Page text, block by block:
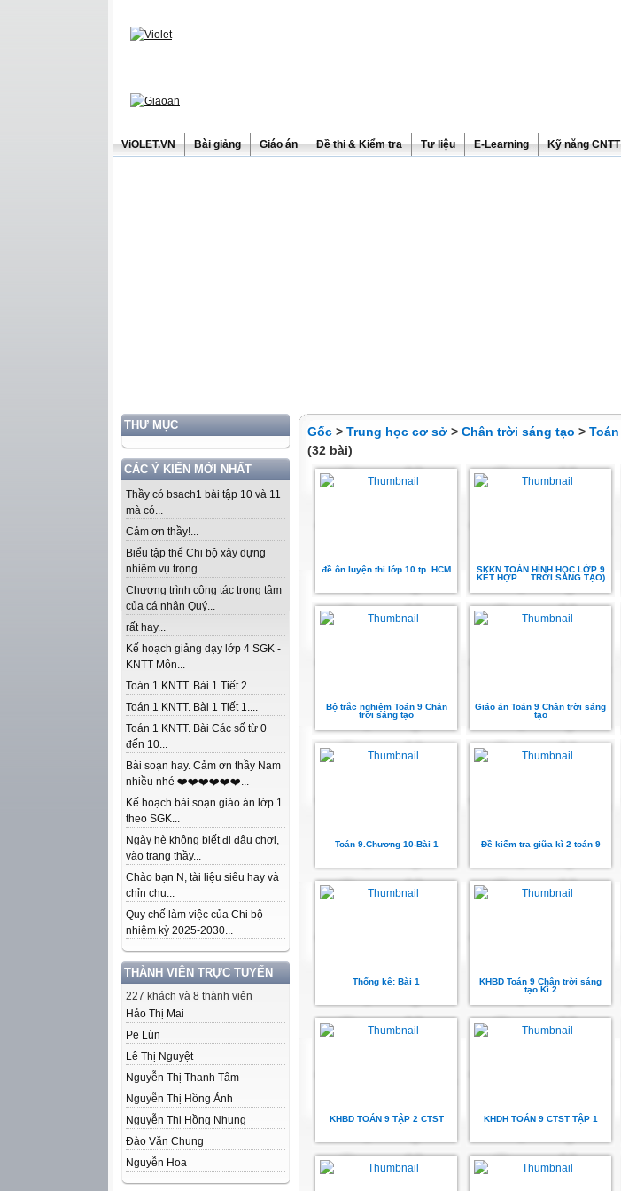
ViOLET.VN Bài giảng Giáo án Đề thi & Kiểm tra Tư liệu E-Learning Kỹ năng CNTT
THƯ MỤC
CÁC Ý KIẾN MỚI NHẤT
Thầy có bsach1 bài tập 10 và 11
mà có...
Cảm ơn thầy!...
Biểu tập thể Chi bộ xây dựng
nhiệm vụ trọng...
Chương trình công tác trọng tâm
của cá nhân Quý...
rất hay...
Kế hoạch giảng dạy lớp 4 SGK -
KNTT Môn...
Toán 1 KNTT. Bài 1 Tiết 2....
Toán 1 KNTT. Bài 1 Tiết 1....
Toán 1 KNTT. Bài Các số từ 0
đến 10...
Bài soạn hay. Cảm ơn thầy Nam
nhiều nhé ❤️❤️❤️❤️❤️❤️...
Kế hoạch bài soạn giáo án lớp 1
theo SGK...
Ngày hè không biết đi đâu chơi,
vào trang thầy...
Chào bạn N, tài liệu siêu hay và
chỉn chu...
Quy chế làm việc của Chi bộ
nhiệm kỳ 2025-2030...
THÀNH VIÊN TRỰC TUYẾN
227 khách và 8 thành viên
Hảo Thị Mai
Pe Lùn
Lê Thị Nguyệt
Nguyễn Thị Thanh Tâm
Nguyễn Thị Hồng Ánh
Nguyễn Thị Hồng Nhung
Đào Văn Chung
Nguyễn Hoa
Gốc > Trung học cơ sở > Chân trời sáng tạo > Toán
(32 bài)
đề ôn luyện thi lớp 10 tp. HCM
SKKN TOÁN HÌNH HỌC LỚP 9
KẾT HỢP ... TRỜI SÁNG TẠO)
Bộ trắc nghiệm Toán 9 Chân
trời sáng tạo
Giáo án Toán 9 Chân trời sáng
tạo
Toán 9.Chương 10-Bài 1 Đề kiểm tra giữa kì 2 toán 9
Thống kê: Bài 1
KHBD Toán 9 Chân trời sáng
tạo Kì 2
KHBD TOÁN 9 TẬP 2 CTST KHDH TOÁN 9 CTST TẬP 1